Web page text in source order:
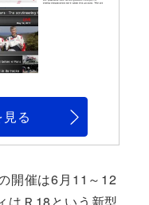
る
開催は6月11～12